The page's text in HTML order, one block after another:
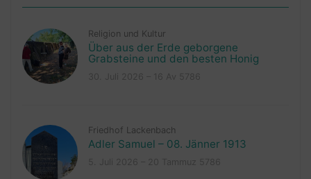
Religion und Kultur
Über aus der Erde geborgene
Grabsteine und den besten Honig
Friedhof Lackenbach
Adler Samuel – 08. Jänner 1913